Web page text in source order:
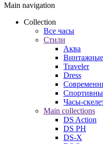
Main navigation
Collection
Все часы
Стили
Аква
Traveler
Dress
Часы-
Main collections
DS Action
DS PH
DS-X